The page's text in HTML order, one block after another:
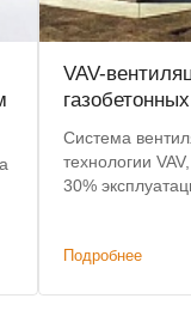
VAV-
Система
технологии
30%
Подробнее